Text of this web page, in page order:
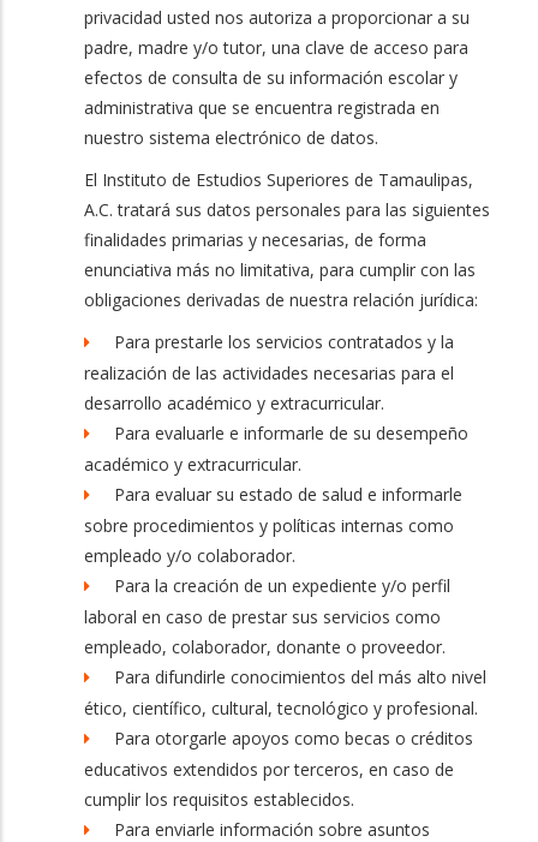
privacidad usted nos autoriza a proporcionar a su
padre, madre y/o tutor, una clave de acceso para
efectos de consulta de su información escolar y
administrativa que se encuentra registrada en
nuestro sistema electrónico de datos.
El Instituto de Estudios Superiores de Tamaulipas,
A.C. tratará sus datos personales para las siguientes
finalidades primarias y necesarias, de forma
enunciativa más no limitativa, para cumplir con las
obligaciones derivadas de nuestra relación jurídica:
Para prestarle los servicios contratados y la
realización de las actividades necesarias para el
desarrollo académico y extracurricular.
Para evaluarle e informarle de su desempeño
académico y extracurricular.
Para evaluar su estado de salud e informarle
sobre procedimientos y políticas internas como
empleado y/o colaborador.
Para la creación de un expediente y/o perfil
laboral en caso de prestar sus servicios como
empleado, colaborador, donante o proveedor.
Para difundirle conocimientos del más alto nivel
ético, científico, cultural, tecnológico y profesional.
Para otorgarle apoyos como becas o créditos
educativos extendidos por terceros, en caso de
cumplir los requisitos establecidos.
Para enviarle información sobre asuntos